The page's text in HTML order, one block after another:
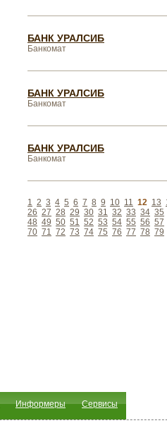
БАНК УРАЛСИБ
Банкомат
БАНК УРАЛСИБ
Банкомат
БАНК УРАЛСИБ
Банкомат
1 2 3 4 5 6 7 8 9 10 11 12 13
26 27 28 29 30 31 32 33 34 35
48 49 50 51 52 53 54 55 56 57
70 71 72 73 74 75 76 77 78 79
Информеры Сервисы